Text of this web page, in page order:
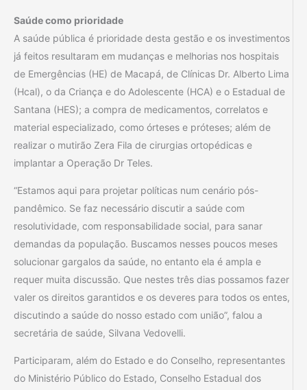
Saúde como prioridade
A saúde pública é prioridade desta gestão e os investimentos
já feitos resultaram em mudanças e melhorias nos hospitais
de Emergências (HE) de Macapá, de Clínicas Dr. Alberto Lima
(Hcal), o da Criança e do Adolescente (HCA) e o Estadual de
Santana (HES); a compra de medicamentos, correlatos e
material especializado, como órteses e próteses; além de
realizar o mutirão Zera Fila de cirurgias ortopédicas e
implantar a Operação Dr Teles.
“Estamos aqui para projetar políticas num cenário pós-
pandêmico. Se faz necessário discutir a saúde com
resolutividade, com responsabilidade social, para sanar
demandas da população. Buscamos nesses poucos meses
solucionar gargalos da saúde, no entanto ela é ampla e
requer muita discussão. Que nestes três dias possamos fazer
valer os direitos garantidos e os deveres para todos os entes,
discutindo a saúde do nosso estado com união”, falou a
secretária de saúde, Silvana Vedovelli.
Participaram, além do Estado e do Conselho, representantes
do Ministério Público do Estado, Conselho Estadual dos